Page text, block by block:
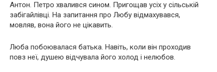
Антон. Петро хвалився сином. Пригощав усіх у сільській
забігайлівці. На запитання про Любу відмахувався,
мовляв, вона його не цікавить.
Люба побоювалася батька. Навіть, коли він проходив
повз неї, душею відчувала його холод і нелюбов.